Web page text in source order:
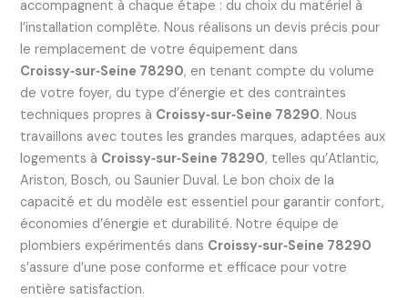
accompagnent à chaque étape : du choix du matériel à
l’installation complète. Nous réalisons un devis précis pour
le remplacement de votre équipement dans
Croissy‑sur‑Seine 78290, en tenant compte du volume
de votre foyer, du type d’énergie et des contraintes
techniques propres à Croissy‑sur‑Seine 78290. Nous
travaillons avec toutes les grandes marques, adaptées aux
logements à Croissy‑sur‑Seine 78290, telles qu’Atlantic,
Ariston, Bosch, ou Saunier Duval. Le bon choix de la
capacité et du modèle est essentiel pour garantir confort,
économies d’énergie et durabilité. Notre équipe de
plombiers expérimentés dans Croissy‑sur‑Seine 78290
s’assure d’une pose conforme et efficace pour votre
entière satisfaction.